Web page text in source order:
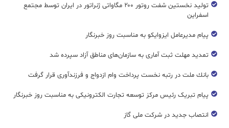
تولید نخستین شفت روتور ۲۰۰ مگاواتی ژنراتور در ایران توسط مجتمع
اسفراین
پیام مدیرعامل ایزوایکو به مناسبت روز خبرنگار
تمدید مهلت ثبت آماری به سازمان‌های مناطق آزاد سپرده شد
بانك ملت در رتبه نخست پرداخت وام ازدواج و فرزندآوری قرار گرفت
پیام تبریک رئیس مرکز توسعه تجارت الکترونیکی به مناسبت روز خبرنگار
انتصاب جدید در شرکت ملی گاز